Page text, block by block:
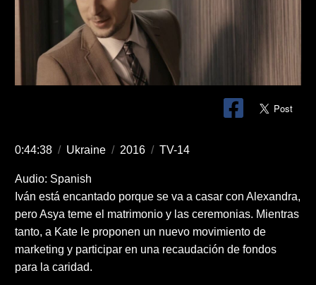
0:44:38 / Ukraine / 2016 / TV-14
Audio: Spanish
Iván está encantado porque se va a casar con Alexandra,
pero Asya teme el matrimonio y las ceremonias. Mientras
tanto, a Kate le proponen un nuevo movimiento de
marketing y participar en una recaudación de fondos
para la caridad.